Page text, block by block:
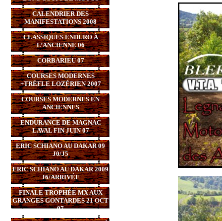
CALENDRIER DES
MANIFESTATIONS 2008
CLASSIQUES ENDURO À
L’ANCIENNE 06
CORBARIEU 07
COURSES MODERNES
+TRÈFLE LOZÉRIEN 2007
COURSES MODERNES EN
ANCIENNES
ENDURANCE DE MAGNAC
LAVAL FIN JUIN 07
ERIC SCHIANO AU DAKAR 09
J0/J5
ERIC SCHIANO AU DAKAR 2009
J6/ARRIVÉE
FINALE TROPHÉE MX AUX
GRANGES GONTARDES 21 OCT
07